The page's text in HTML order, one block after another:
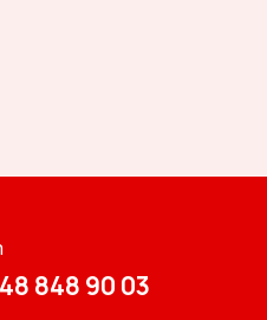
848 90 03​​